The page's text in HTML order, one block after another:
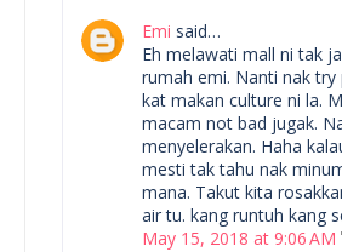
Emi said…
Eh melawati mall ni tak
rumah emi. Nanti nak try
kat makan culture ni la.
macam not bad jugak.
menyelerakan. Haha
mesti tak tahu nak
mana. Takut kita
air tu. kang runtuh kang
May 15, 2018 at 9:06 AM